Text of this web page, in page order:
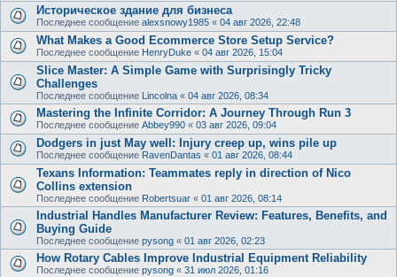
Историческое здание для бизнеса
Последнее сообщение alexsnowy1985 « 04 авг 2026, 22:48
What Makes a Good Ecommerce Store Setup Service?
Последнее сообщение HenryDuke « 04 авг 2026, 15:04
Slice Master: A Simple Game with Surprisingly Tricky
Challenges
Последнее сообщение Lincolna « 04 авг 2026, 08:34
Mastering the Infinite Corridor: A Journey Through Run 3
Последнее сообщение Abbey990 « 03 авг 2026, 09:04
Dodgers in just May well: Injury creep up, wins pile up
Последнее сообщение RavenDantas « 01 авг 2026, 08:44
Texans Information: Teammates reply in direction of Nico
Collins extension
Последнее сообщение Robertsuar « 01 авг 2026, 08:14
Industrial Handles Manufacturer Review: Features, Benefits, and
Buying Guide
Последнее сообщение pysong « 01 авг 2026, 02:23
How Rotary Cables Improve Industrial Equipment Reliability
Последнее сообщение pysong « 31 июл 2026, 01:16